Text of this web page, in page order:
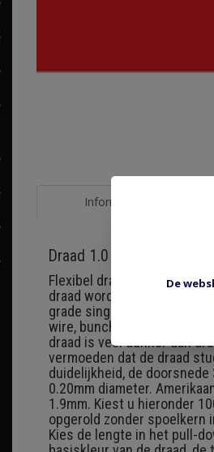
Informatie
Draad 1.0 mm2 rood/blauw
Flexibel draad 1.0 mm2.
draad wordt de laatste 20
grade single core cable to:
wire, bunched conductors,
draad is veel dunner dan
vermoeden dat de draad
duidelijkheid, de
0.20mm diameter.
1.9mm. Kiest u hieronder
opgerold zonder spoelkern
Kies de lengte in het pull-
De